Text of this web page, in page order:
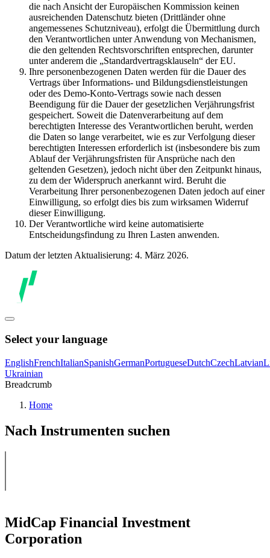
die nach Ansicht der Europäischen Kommission keinen
ausreichenden Datenschutz bieten (Drittländer ohne
angemessenes Schutzniveau), erfolgt die Übermittlung durch
den Verantwortlichen unter Anwendung von Mechanismen,
die den geltenden Rechtsvorschriften entsprechen, darunter
unter anderem die „Standardvertragsklauseln“ der EU.
Ihre personenbezogenen Daten werden für die Dauer des
Vertrags über Informations- und Bildungsdienstleistungen
oder des Demo-Konto-Vertrags sowie nach dessen
Beendigung für die Dauer der gesetzlichen Verjährungsfrist
gespeichert. Soweit die Datenverarbeitung auf dem
berechtigten Interesse des Verantwortlichen beruht, werden
die Daten so lange verarbeitet, wie es zur Verfolgung dieser
berechtigten Interessen erforderlich ist (insbesondere bis zum
Ablauf der Verjährungsfristen für Ansprüche nach den
geltenden Gesetzen), jedoch nicht über den Zeitpunkt hinaus,
zu dem der Widerspruch anerkannt wird. Beruht die
Verarbeitung Ihrer personenbezogenen Daten jedoch auf einer
Einwilligung, so erfolgt dies bis zum wirksamen Widerruf
dieser Einwilligung.
Der Verantwortliche wird keine automatisierte
Entscheidungsfindung zu Ihren Lasten anwenden.
Datum der letzten Aktualisierung: 4. März 2026.
Select your language
EnglishFrenchItalianSpanishGermanPortugueseDutchCzechLatvian
Ukrainian
Breadcrumb
Home
Nach Instrumenten suchen
MidCap Financial Investment
Corporation